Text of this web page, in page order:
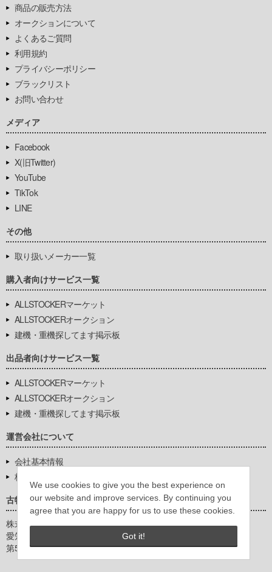
We use cookies to give you the best experience on
our website and improve services. By continuing you
agree that you are happy for us to use these cookies.
Got it!
商品の販売方法
オークションについて
よくあるご質問
利用規約
プライバシーポリシー
ブラックリスト
お問い合わせ
メディア
Facebook
X(旧Twitter)
YouTube
TikTok
LINE
その他
取り扱いメーカー一覧
購入者向けサービス一覧
ALLSTOCKERマーケット
ALLSTOCKERオークション
建機・重機探してます掲示板
出品者向けサービス一覧
ALLSTOCKERマーケット
ALLSTOCKERオークション
建機・重機探してます掲示板
運営会社について
会社基本情報
株式会社豊環境開発
古物営業法に基づく表示
株式会社豊環境開発
愛知県公安委員会
第542771404200号